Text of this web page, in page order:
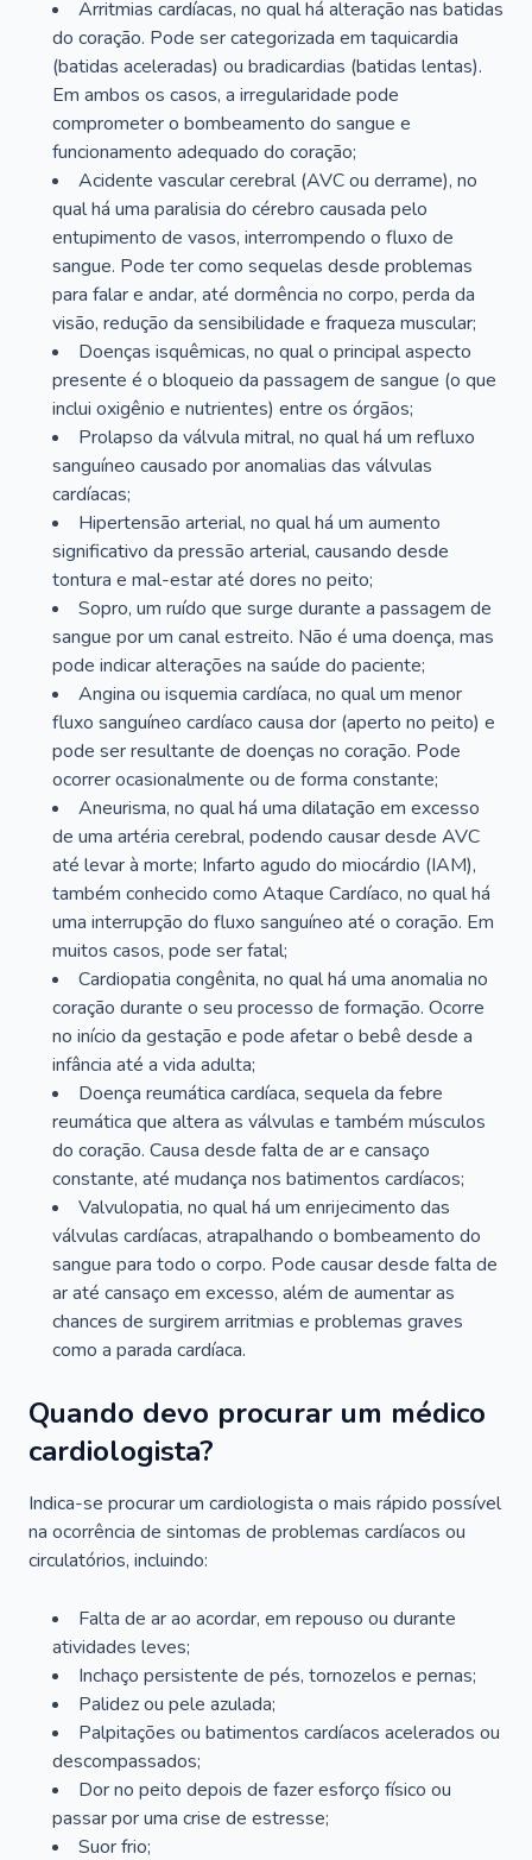
Arritmias cardíacas, no qual há alteração nas batidas
do coração. Pode ser categorizada em taquicardia
(batidas aceleradas) ou bradicardias (batidas lentas).
Em ambos os casos, a irregularidade pode
comprometer o bombeamento do sangue e
funcionamento adequado do coração;
Acidente vascular cerebral (AVC ou derrame), no
qual há uma paralisia do cérebro causada pelo
entupimento de vasos, interrompendo o fluxo de
sangue. Pode ter como sequelas desde problemas
para falar e andar, até dormência no corpo, perda da
visão, redução da sensibilidade e fraqueza muscular;
Doenças isquêmicas, no qual o principal aspecto
presente é o bloqueio da passagem de sangue (o que
inclui oxigênio e nutrientes) entre os órgãos;
Prolapso da válvula mitral, no qual há um refluxo
sanguíneo causado por anomalias das válvulas
cardíacas;
Hipertensão arterial, no qual há um aumento
significativo da pressão arterial, causando desde
tontura e mal-estar até dores no peito;
Sopro, um ruído que surge durante a passagem de
sangue por um canal estreito. Não é uma doença, mas
pode indicar alterações na saúde do paciente;
Angina ou isquemia cardíaca, no qual um menor
fluxo sanguíneo cardíaco causa dor (aperto no peito) e
pode ser resultante de doenças no coração. Pode
ocorrer ocasionalmente ou de forma constante;
Aneurisma, no qual há uma dilatação em excesso
de uma artéria cerebral, podendo causar desde AVC
até levar à morte; Infarto agudo do miocárdio (IAM),
também conhecido como Ataque Cardíaco, no qual há
uma interrupção do fluxo sanguíneo até o coração. Em
muitos casos, pode ser fatal;
Cardiopatia congênita, no qual há uma anomalia no
coração durante o seu processo de formação. Ocorre
no início da gestação e pode afetar o bebê desde a
infância até a vida adulta;
Doença reumática cardíaca, sequela da febre
reumática que altera as válvulas e também músculos
do coração. Causa desde falta de ar e cansaço
constante, até mudança nos batimentos cardíacos;
Valvulopatia, no qual há um enrijecimento das
válvulas cardíacas, atrapalhando o bombeamento do
sangue para todo o corpo. Pode causar desde falta de
ar até cansaço em excesso, além de aumentar as
chances de surgirem arritmias e problemas graves
como a parada cardíaca.
Quando devo procurar um médico
cardiologista?
Indica-se procurar um cardiologista o mais rápido possível
na ocorrência de sintomas de problemas cardíacos ou
circulatórios, incluindo:
Falta de ar ao acordar, em repouso ou durante
atividades leves;
Inchaço persistente de pés, tornozelos e pernas;
Palidez ou pele azulada;
Palpitações ou batimentos cardíacos acelerados ou
descompassados;
Dor no peito depois de fazer esforço físico ou
passar por uma crise de estresse;
Suor frio;